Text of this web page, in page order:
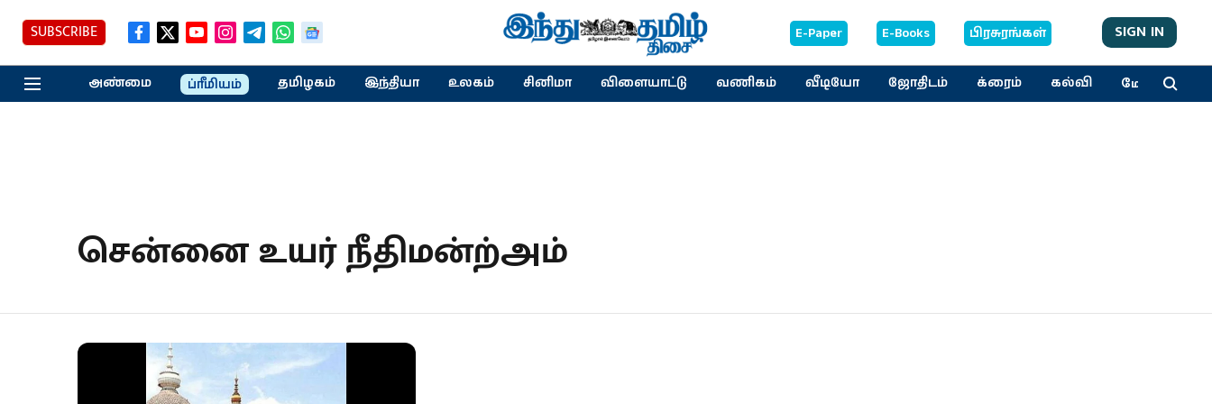
SUBSCRIBE E-Paper E-Books பிரசுரங்கள் SIGN IN
அண்மை ப்ரீமியம் தமிழகம் இந்தியா உலகம் சினிமா விளையாட்டு வணிகம் வீடியோ ஜோதிடம் க்ரைம் கல்வி மேலும்
சென்னை உயர் நீதிமன்ற்அம்